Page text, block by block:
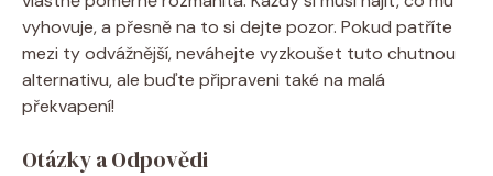
vyhovuje, a přesně na to si dejte pozor. Pokud patříte
mezi ty odvážnější, neváhejte vyzkoušet tuto chutnou
alternativu, ale buďte připraveni také na malá
překvapení!
Otázky a Odpovědi